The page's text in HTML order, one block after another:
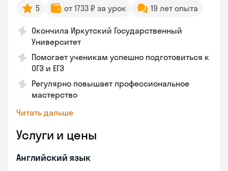
5 от 1733 ₽ за урок 19 лет опыта
Окончила Иркутский Государственный
Университет
Помогает ученикам успешно подготовиться к
ОГЭ и ЕГЭ
Регулярно повышает профессиональное
мастерство
Читать дальше
Услуги и цены
Английский язык